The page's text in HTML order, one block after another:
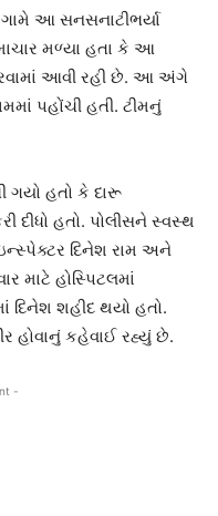
ગામે આ સનસનાટીભર્યા
મળ્યા હતા કે આ
આવી રહી છે. આ અંગે
પહોંચી હતી. ટીમનું
ગયો હતો કે દારૂ
દીધો હતો. પોલીસને સ્વસ્થ
દિનેશ રામ અને
માટે હોસ્પિટલમાં
દિનેશ શહીદ થયો હતો.
હોવાનું કહેવાઈ રહ્યું છે.
-